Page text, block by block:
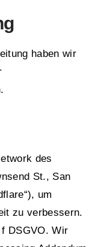
haben wir
des
St., San
um
zu verbessern.
DSGVO. Wir